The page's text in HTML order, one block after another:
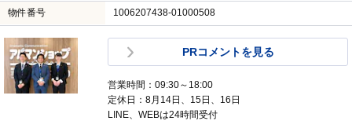
物件番号 1006207438-01000508
PRコメントを見る
営業時間：09:30～18:00
定休日：8月14日、15日、16日
LINE、WEBは24時間受付